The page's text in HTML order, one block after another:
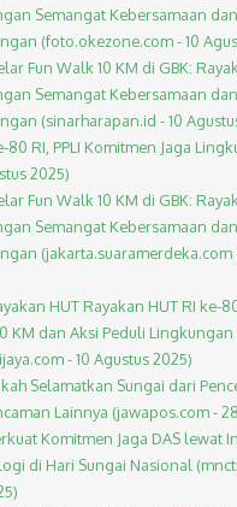
Semangat Kebersamaan
(foto.okezone.com - 10
Fun Walk 10 KM di GBK:
Semangat Kebersamaan
(sinarharapan.id - 10
80 RI, PPLI Komitmen Jaga
2025)
Fun Walk 10 KM di GBK:
Semangat Kebersamaan
(jakarta.suaramerdeka.com
HUT Rayakan HUT RI ke-
KM dan Aksi Peduli Lingkungan
- 10 Agustus 2025)
Selamatkan Sungai dari
Lainnya (jawapos.com -
Komitmen Jaga DAS lewat
di Hari Sungai Nasional